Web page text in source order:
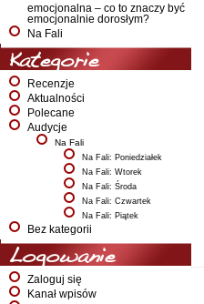
emocjonalna – co to znaczy być
emocjonalnie dorosłym?
Na Fali
Kategorie
Recenzje
Aktualności
Polecane
Audycje
Na Fali
Na Fali: Poniedziałek
Na Fali: Wtorek
Na Fali: Środa
Na Fali: Czwartek
Na Fali: Piątek
Bez kategorii
Logowanie
Zaloguj się
Kanał wpisów